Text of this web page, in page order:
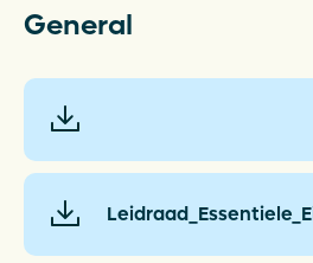
Results
Packaging
Collecting and
Legislation
General